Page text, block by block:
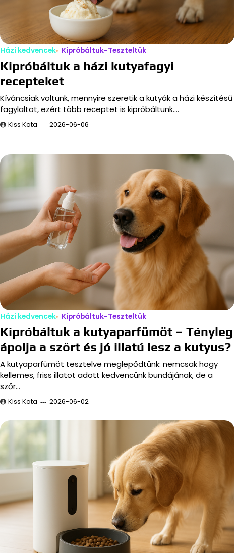
Házi kedvencek Kipróbáltuk-Teszteltük
Kipróbáltuk a házi kutyafagyi
recepteket
Kíváncsiak voltunk, mennyire szeretik a kutyák a házi készítésű
fagylaltot, ezért több receptet is kipróbáltunk.…
Kiss Kata 2026-06-06
Házi kedvencek Kipróbáltuk-Teszteltük
Kipróbáltuk a kutyaparfümöt – Tényleg
ápolja a szőrt és jó illatú lesz a kutyus?
A kutyaparfümöt tesztelve meglepődtünk: nemcsak hogy
kellemes, friss illatot adott kedvencünk bundájának, de a
szőr…
Kiss Kata 2026-06-02